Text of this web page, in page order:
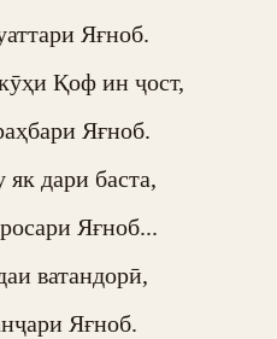
Яғноб.
Қоф ин ҷост,
Яғноб.
як дари баста,
Яғноб...
ватандорӣ,
Яғноб.